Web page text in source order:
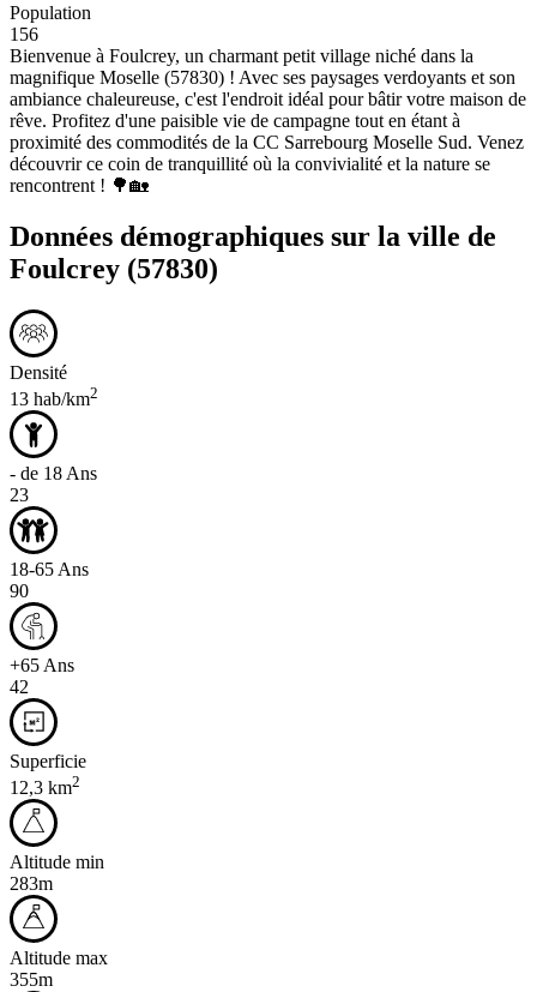
Population
156
Bienvenue à Foulcrey, un charmant petit village niché dans la
magnifique Moselle (57830) ! Avec ses paysages verdoyants et son
ambiance chaleureuse, c'est l'endroit idéal pour bâtir votre maison de
rêve. Profitez d'une paisible vie de campagne tout en étant à
proximité des commodités de la CC Sarrebourg Moselle Sud. Venez
découvrir ce coin de tranquillité où la convivialité et la nature se
rencontrent ! 🌳🏡
Données démographiques sur la ville de
Foulcrey (57830)
Densité
13 hab/km2
- de 18 Ans
23
18-65 Ans
90
+65 Ans
42
Superficie
12,3 km2
Altitude min
283m
Altitude max
355m